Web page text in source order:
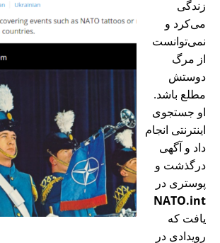
زندگی
می‌کرد و
نمی‌توانست
از مرگ
دوستش
مطلع باشد.
او جستجوی
اینترنتی انجام
داد و آگهی
درگذشت و
پوستری در
NATO.int
یافت که
رویدادی در